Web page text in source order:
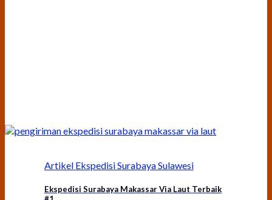
Artikel Ekspedisi Surabaya Sulawesi
Ekspedisi Surabaya Makassar Via Laut Terbaik